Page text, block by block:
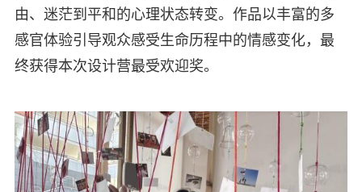
由、迷茫到平和的心理状态转变。作品以丰富的多
感官体验引导观众感受生命历程中的情感变化，最
终获得本次设计营最受欢迎奖。